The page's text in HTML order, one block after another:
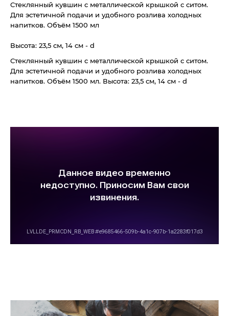
Стеклянный кувшин с металлической крышкой с ситом.
Для эстетичной подачи и удобного розлива холодных
напитков. Объём 1500 мл
Высота: 23,5 см, 14 см - d
Стеклянный кувшин с металлической крышкой с ситом.
Для эстетичной подачи и удобного розлива холодных
напитков. Объём 1500 мл. Высота: 23,5 см, 14 см - d